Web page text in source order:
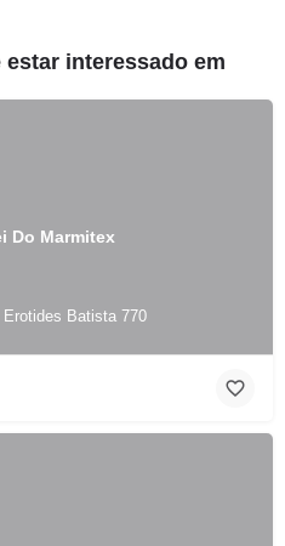
estar interessado em
Do Marmitex
Batista 770